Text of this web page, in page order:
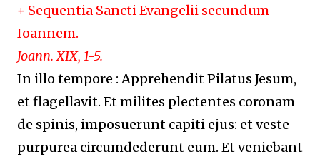
+ Sequentia Sancti Evangelii secundum
Ioannem.
Joann. XIX, 1-5.
In illo tempore : Apprehendit Pilatus Jesum,
et flagellavit. Et milites plectentes coronam
de spinis, imposuerunt capiti ejus: et veste
purpurea circumdederunt eum. Et veniebant